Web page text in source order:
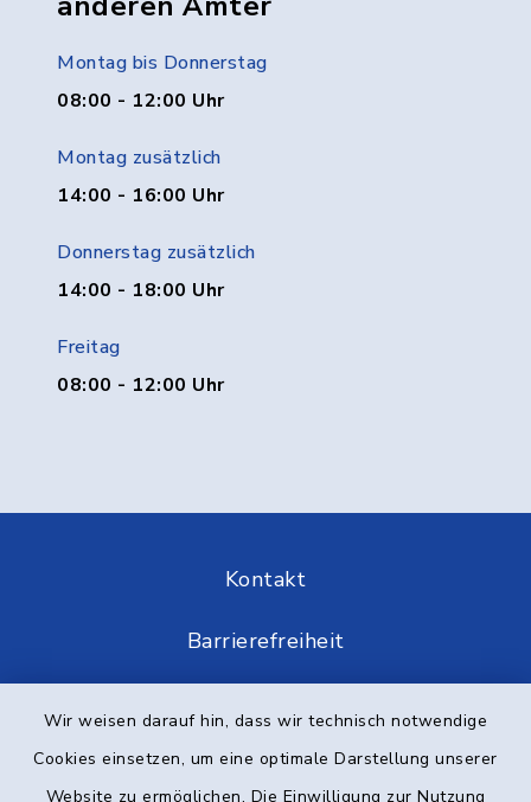
Wir weisen darauf hin, dass wir technisch notwendige
Cookies einsetzen, um eine optimale Darstellung unserer
Website zu ermöglichen. Die Einwilligung zur Nutzung
Montag bis Donnerstag
08:00 - 12:00 Uhr
Montag zusätzlich
14:00 - 16:00 Uhr
Donnerstag zusätzlich
14:00 - 18:00 Uhr
Freitag
08:00 - 12:00 Uhr
Kontakt
Barrierefreiheit
Impressum